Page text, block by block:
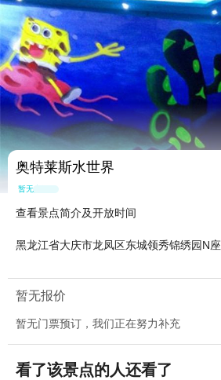
奥特莱斯水世界
暂无点评
查看景点简介及开放时间
黑龙江省大庆市龙凤区东城领秀锦绣园N座
暂无报价
暂无门票预订，我们正在努力补充
看了该景点的人还看了
